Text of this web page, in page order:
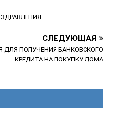
СЛЕДУЮЩАЯ
ПОЛУЧЕНИЯ БАНКОВСКОГО
КРЕДИТА НА ПОКУПКУ ДОМА